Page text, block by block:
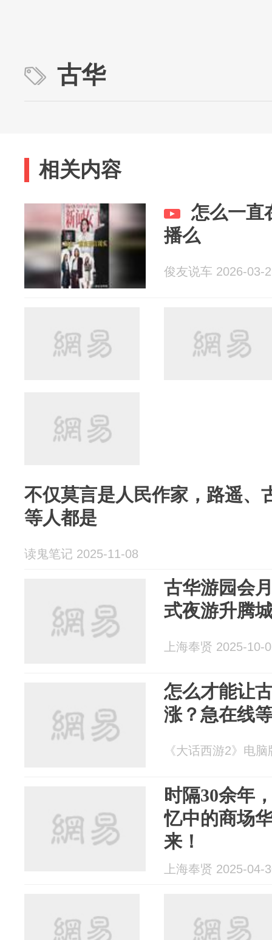
古华
相关内容
怎么一直
播么
俊友说车 2026-03-
不仅莫言是人民作家，路遥、
等人都是
读鬼笔记 2025-11-08
古华游园会
式夜游升腾
上海奉贤 2025-10-
怎么才能让
涨？急在线
《大话西游2》电
时隔30余年
忆中的商场
来！
上海奉贤 2025-04-